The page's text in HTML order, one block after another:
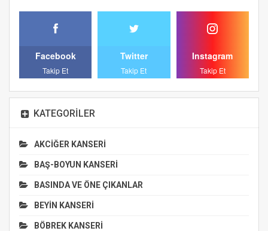
Facebook
Takip Et
Twitter
Takip Et
Instagram
Takip Et
KATEGORILER
AKCİĞER KANSERİ
BAŞ-BOYUN KANSERİ
BASINDA VE ÖNE ÇIKANLAR
BEYİN KANSERİ
BÖBREK KANSERİ